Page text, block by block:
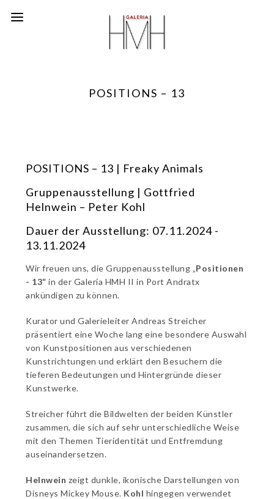
POSITIONS – 13
POSITIONS – 13 | Freaky Animals
Gruppenausstellung | Gottfried
Helnwein – Peter Kohl
Dauer der Ausstellung: 07.11.2024 -
13.11.2024
Wir freuen uns, die Gruppenausstellung „Positionen
- 13“ in der Galeria HMH II in Port Andratx
ankündigen zu können.
Kurator und Galerieleiter Andreas Streicher
präsentiert eine Woche lang eine besondere Auswahl
von Kunstpositionen aus verschiedenen
Kunstrichtungen und erklärt den Besuchern die
tieferen Bedeutungen und Hintergründe dieser
Kunstwerke.
Streicher führt die Bildwelten der beiden Künstler
zusammen, die sich auf sehr unterschiedliche Weise
mit den Themen Tieridentität und Entfremdung
auseinandersetzen.
Helnwein zeigt dunkle, ikonische Darstellungen von
Disneys Mickey Mouse. Kohl hingegen verwendet